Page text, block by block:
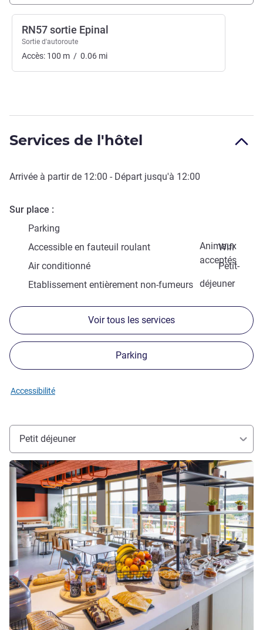
RN57 sortie Epinal
Sortie d'autoroute
Accès: 100 m / 0.06 mi
Services de l'hôtel
Arrivée à partir de 12:00 - Départ jusqu'à 12:00
Sur place
Parking
Animaux
acceptés
Accessible en fauteuil roulant
Wifi
Air conditionné
Petit-
déjeuner
Etablissement entièrement non-fumeurs
Voir tous les services
Parking
Accessibilité
Petit déjeuner
Voir les détails